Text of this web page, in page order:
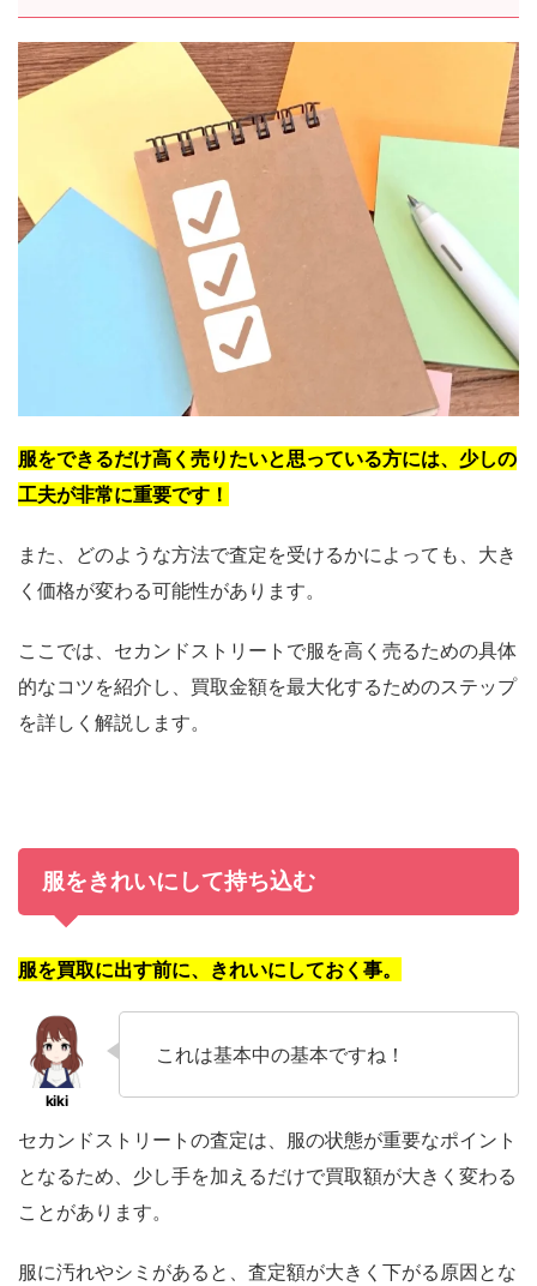
服をできるだけ高く売りたいと思っている方には、少しの
工夫が非常に重要です！
また、どのような方法で査定を受けるかによっても、大き
く価格が変わる可能性があります。
ここでは、セカンドストリートで服を高く売るための具体
的なコツを紹介し、買取金額を最大化するためのステップ
を詳しく解説します。
服をきれいにして持ち込む
服を買取に出す前に、きれいにしておく事。
これは基本中の基本ですね！
セカンドストリートの査定は、服の状態が重要なポイント
となるため、少し手を加えるだけで買取額が大きく変わる
ことがあります。
服に汚れやシミがあると、査定額が大きく下がる原因とな